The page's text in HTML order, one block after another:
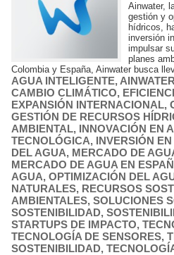
Ainwater,
gestión y
hídricos,
inversión
impulsar
planes
Colombia y España, Ainwater busca
AGUA INTELIGENTE, AINWATER
CAMBIO CLIMÁTICO,
EXPANSIÓN INTERNACIONAL,
GESTIÓN DE RECURSOS
AMBIENTAL, INNOVACIÓN EN
TECNOLÓGICA, INVERSIÓN
DEL AGUA, MERCADO DE
MERCADO DE AGUA EN
AGUA, OPTIMIZACIÓN DEL
NATURALES, RECURSOS
AMBIENTALES, SOLUCIONES
SOSTENIBILIDAD,
STARTUPS DE IMPACTO,
TECNOLOGÍA DE SENSORES,
SOSTENIBILIDAD,